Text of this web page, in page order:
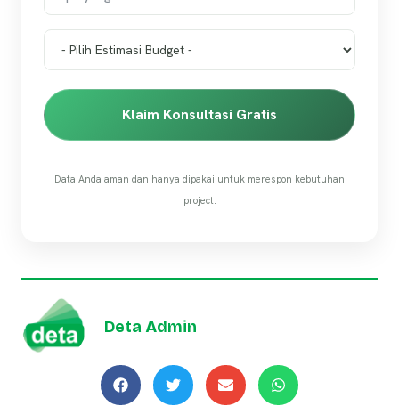
Klaim Konsultasi Gratis
Data Anda aman dan hanya dipakai untuk merespon kebutuhan
project.
Deta Admin